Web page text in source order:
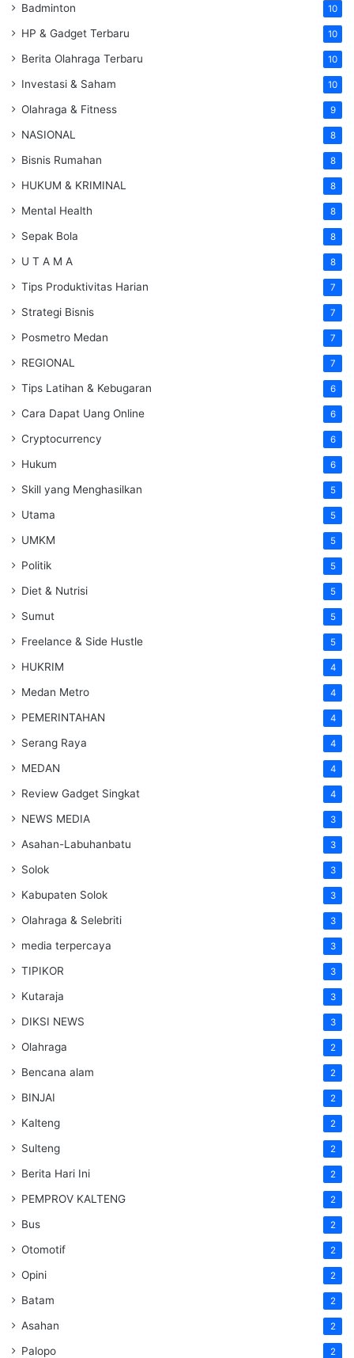
Badminton 10
HP & Gadget Terbaru 10
Berita Olahraga Terbaru 10
Investasi & Saham 10
Olahraga & Fitness 9
NASIONAL 8
Bisnis Rumahan 8
HUKUM & KRIMINAL 8
Mental Health 8
Sepak Bola 8
U T A M A 8
Tips Produktivitas Harian 7
Strategi Bisnis 7
Posmetro Medan 7
REGIONAL 7
Tips Latihan & Kebugaran 6
Cara Dapat Uang Online 6
Cryptocurrency 6
Hukum 6
Skill yang Menghasilkan 5
Utama 5
UMKM 5
Politik 5
Diet & Nutrisi 5
Sumut 5
Freelance & Side Hustle 5
HUKRIM 4
Medan Metro 4
PEMERINTAHAN 4
Serang Raya 4
MEDAN 4
Review Gadget Singkat 4
NEWS MEDIA 3
Asahan-Labuhanbatu 3
Solok 3
Kabupaten Solok 3
Olahraga & Selebriti 3
media terpercaya 3
TIPIKOR 3
Kutaraja 3
DIKSI NEWS 3
Olahraga 2
Bencana alam 2
BINJAI 2
Kalteng 2
Sulteng 2
Berita Hari Ini 2
PEMPROV KALTENG 2
Bus 2
Otomotif 2
Opini 2
Batam 2
Asahan 2
Palopo 2